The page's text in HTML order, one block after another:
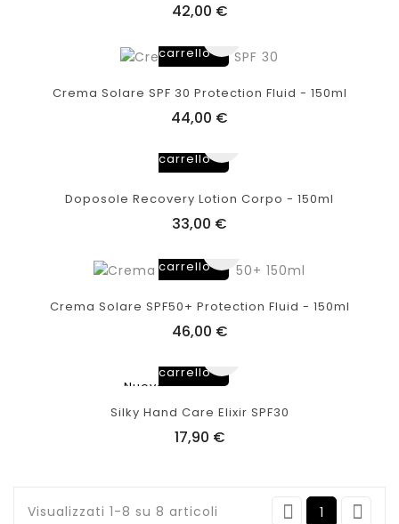
42,00 €
Aggiungi
carrello
Crema Solare SPF 30 Protection Fluid - 150ml
44,00 €
Aggiungi
carrello
Doposole Recovery Lotion Corpo - 150ml
33,00 €
Aggiungi
carrello
Crema Solare SPF50+ Protection Fluid - 150ml
46,00 €
Nuovo
Aggiungi
carrello
Silky Hand Care Elixir SPF30
17,90 €
Visualizzati 1-8 su 8 articoli  1 